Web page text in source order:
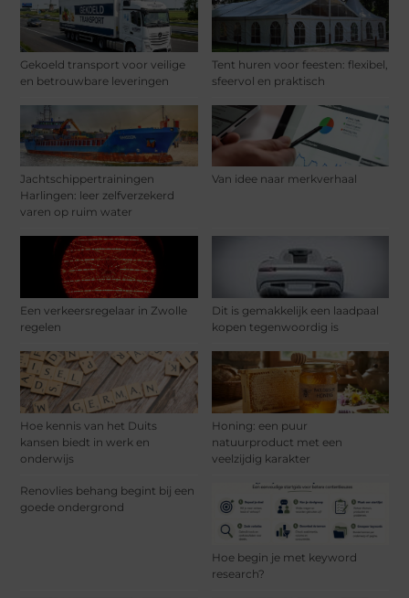
Gekoeld transport voor veilige
en betrouwbare leveringen
Tent huren voor feesten: flexibel,
sfeervol en praktisch
Jachtschippertrainingen
Harlingen: leer zelfverzekerd
varen op ruim water
Van idee naar merkverhaal
Een verkeersregelaar in Zwolle
regelen
Dit is gemakkelijk een laadpaal
kopen tegenwoordig is
Hoe kennis van het Duits
kansen biedt in werk en
onderwijs
Honing: een puur
natuurproduct met een
veelzijdig karakter
Renovlies behang begint bij een
goede ondergrond
Hoe begin je met keyword
research?